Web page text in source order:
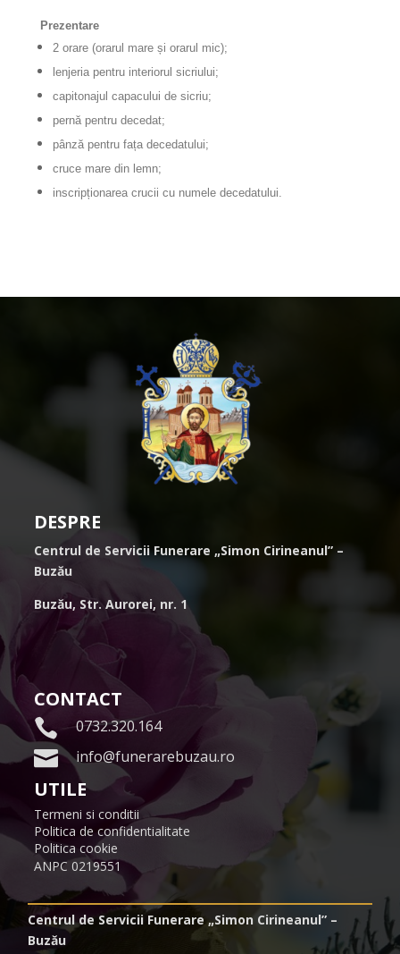
Prezentare
2 orare (orarul mare și orarul mic);
lenjeria pentru interiorul sicriului;
capitonajul capacului de sicriu;
pernă pentru decedat;
pânză pentru fața decedatului;
cruce mare din lemn;
inscripționarea crucii cu numele decedatului.
DESPRE
Centrul de Servicii Funerare „Simon Cirineanul” –
Buzău
Buzău, Str. Aurorei, nr. 1
CONTACT

0732.320.164
 info@funerarebuzau.ro
UTILE
Termeni si conditii
Politica de confidentialitate
Politica cookie
ANPC 0219551
Centrul de Servicii Funerare „Simon Cirineanul” –
Buzău